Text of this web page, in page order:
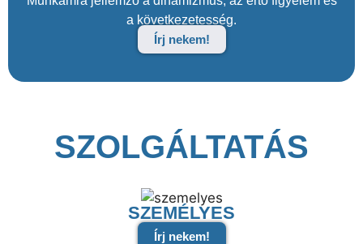
a következetesség.
Írj nekem!
SZOLGÁLTATÁS
SZEMÉLYES
Írj nekem!